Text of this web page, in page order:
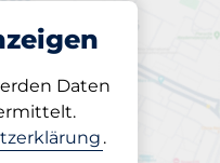
Daten
.
Laden